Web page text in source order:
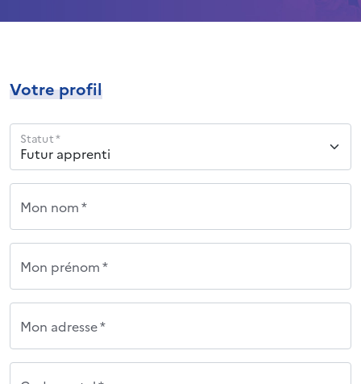
Votre profil
Statut *
Mon nom *
Mon prénom *
Mon adresse *